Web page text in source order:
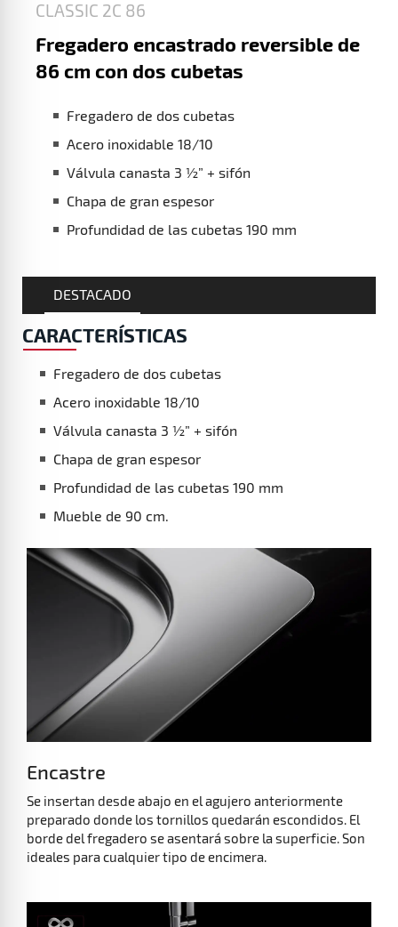
Acero inoxidable 18/10
Chapa de gran espesor
Profundidad de las cubetas 190 mm
DESTACADO
Fregadero de dos cubetas
Acero inoxidable 18/10
Válvula canasta 3 ½” + sifón
Chapa de gran espesor
Profundidad de las cubetas 190 mm
Mueble de 90 cm.
Encastre
Se insertan desde abajo en el agujero anteriormente
preparado donde los tornillos quedarán escondidos. El
ideales para cualquier tipo de encimera.